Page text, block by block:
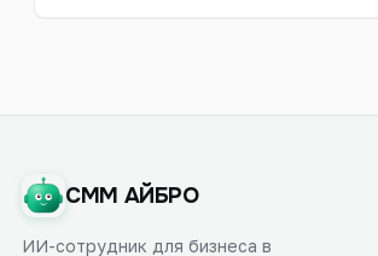
СММ АЙБРО
ИИ-сотрудник для бизнеса в